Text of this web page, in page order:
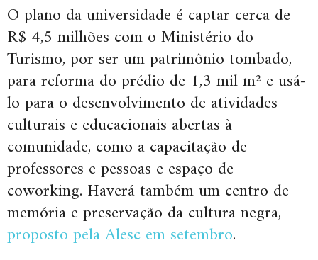
O plano da universidade é captar cerca de
R$ 4,5 milhões com o Ministério do
Turismo, por ser um patrimônio tombado,
para reforma do prédio de 1,3 mil m² e usá-
lo para o desenvolvimento de atividades
culturais e educacionais abertas à
comunidade, como a capacitação de
professores e pessoas e espaço de
coworking. Haverá também um centro de
memória e preservação da cultura negra,
proposto pela Alesc em setembro.